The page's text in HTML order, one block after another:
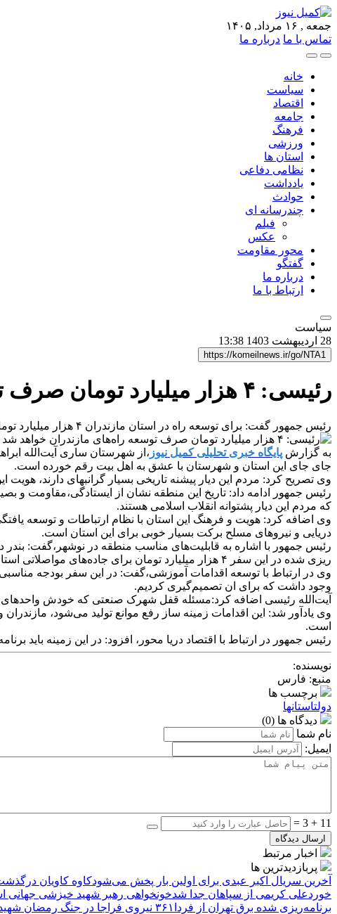
جمعه , ۱۶ مرداد, ۱۴۰۵
تماس با ما درباره ما
خانه
سیاست
اقتصاد
جامعه
فرهنگ
ورزشی
استان ها
نظامی دفاعی
یادداشت
حوادث
چندرسانه ای
فیلم
عکس
محور مقاومت
گفتگو
درباره ما
ارتباط با ما
سیاست
28 اردیبهشت 1403 13:38
https://komeilnews.ir/go/NTA1
رئیسی: ۴ هزار میلیارد تومان صرف توسعه راه‌های مازندران خواهد شد
رئیس جمهور گفت: برای توسعه راه در استان مازندران ۴ هزار میلیارد تومان اختصاص پیدا کرده است.
به گزارش پایگاه خبری تحلیلی کمیل نیوز ،از شهرستان ساری آیت‌الله
جای جای این استان و شهرستان با عشق به اهل بیت رقم خورده است.
وی تصریح کرد: مردم این دیار پیشنه تاریخی بسیار گرانبهای دارند، هویت این مردم با ۱۰ هزار ۴۰۰ شهید این استان رقم خورده و جانباز و ایثارگران گواه بسیار مناسبی برای دفاع از
رئیس جمهور ادامه داد: تاریخ این منطقه نشان از ایستادگی،مقاومت
که مردم این دیار پشتوانه انقلاب اسلامی هستند.
وی اضافه کرد: هویت و فرهنگ این استان با نظام ارتباطات و توسعه
دریایی و نیروهای مسلح برکت بسیار خوبی برای این استان است.
رئیس جمهور با اشاره به قابلیت‌های مناسب منطقه در نوشهر،گفت: بندر
ریزی شده در این سفر ۴ هزار میلیارد تومان برای جاده‌های مواصلاتی استان هزینه شود.
وی در ارتباط با توسعه اقدامات آموزشی،گفت: در این سفر بودجه
وجود داشت که برای ان تصمیم‌گیری کردیم.
آیت‌الله رئیسی اضافه کرد:مسئله قفل شهرک صنعتی که خودش واحدهای
وی یادآور شد: این اقدامات زمینه ساز رفع موانع تولید می‌شود،
است.
رئیس جمهور در ارتباط با اقتصاد دریا محور، افزود: در این زمینه باید
نویسنده:
منبع: فارس
برچسب ها
دولتاستانها
دیدگاه ها (0)
نام شما
ایمیل:
11 + 3 =
ارسال دیدگاه
اخبار مرتبط
پربازدیدترین ها
آخرین سریال اکبر عبدی برای اولین بار پخش می‌شودکاوه کاویان
خوردعلی کریمی از سپاهان جدا شدخونخواهی رهبر شهید خیزشی جهانی
برنامه‌ریزی شده برق تهران از فردا ۳۶۱ نیروی فراجا در جنگ رمضان شهید شدند